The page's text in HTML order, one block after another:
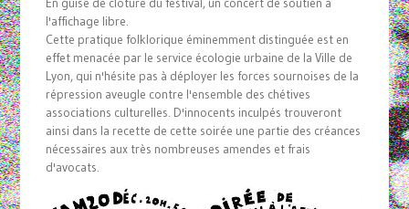
En guise de clôture du festival, un concert de soutien à
l'affichage libre.
Cette pratique folklorique éminemment distinguée est en
effet menacée par le service écologie urbaine de la Ville de
Lyon, qui n'hésite pas à déployer les forces sournoises de la
répression aveugle contre l'ensemble des chétives
associations culturelles. D'innocents inculpés trouveront
ainsi dans la recette de cette soirée une partie des créances
nécessaires aux très nombreuses amendes et frais
d'avocats.